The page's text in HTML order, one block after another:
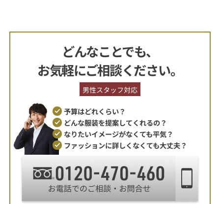
どんなことでも、
お気軽にご相談ください。
男性スタッフ対応
予算はどれくらい？
どんな服装を提案してくれるの？
なりたいイメージがなくても平気？
ファッションに詳しくなくても大丈夫？